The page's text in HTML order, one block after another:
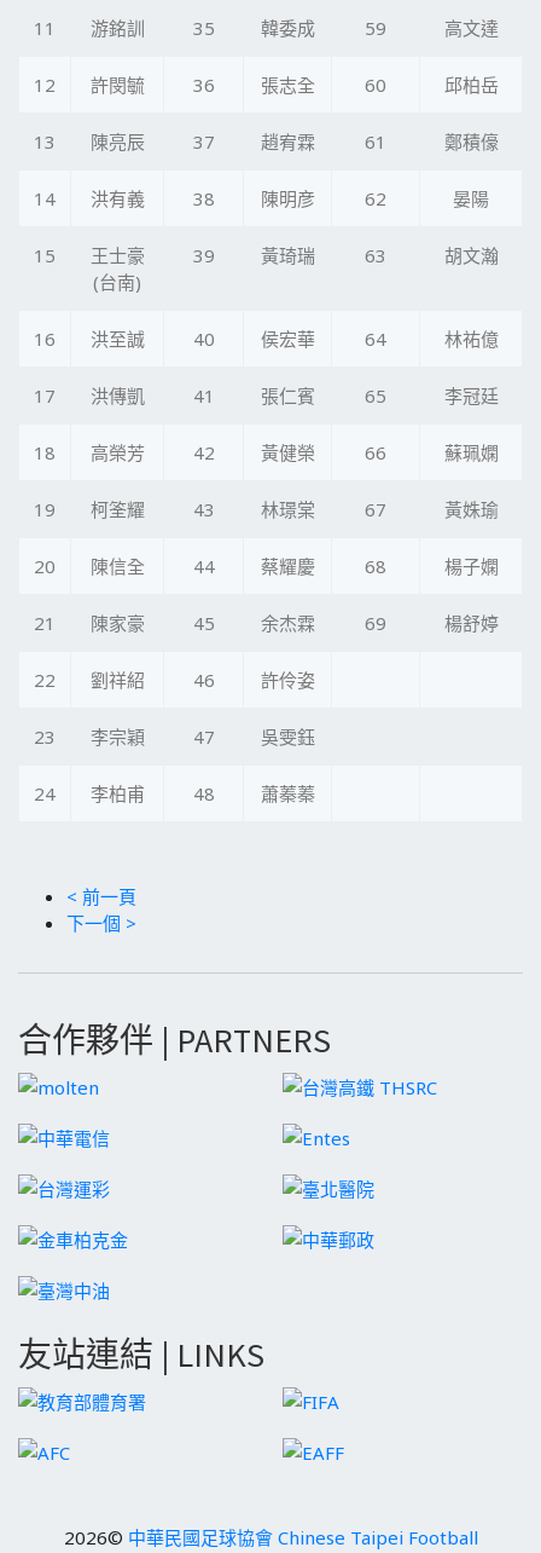
11 游銘訓 35 韓委成 59 高文達
12 許閔毓 36 張志全 60 邱柏岳
13 陳亮辰 37 趙宥霖 61 鄭積儫
14 洪有義 38 陳明彦 62 晏陽
15
王士豪
(台南)
39 黃琦瑞 63 胡文瀚
16 洪至誠 40 侯宏華 64 林祐億
17 洪傳凱 41 張仁賓 65 李冠廷
18 高榮芳 42 黃健榮 66 蘇珮嫻
19 柯筌耀 43 林璟棠 67 黃姝瑜
20 陳信全 44 蔡耀慶 68 楊子嫻
21 陳家豪 45 余杰霖 69 楊舒婷
22 劉祥紹 46 許伶姿
23 李宗穎 47 吳雯鈺
24 李柏甫 48 蕭蓁蓁
< 前一頁
下一個 >
合作夥伴 | PARTNERS
友站連結 | LINKS
2026© 中華民國足球協會 Chinese Taipei Football